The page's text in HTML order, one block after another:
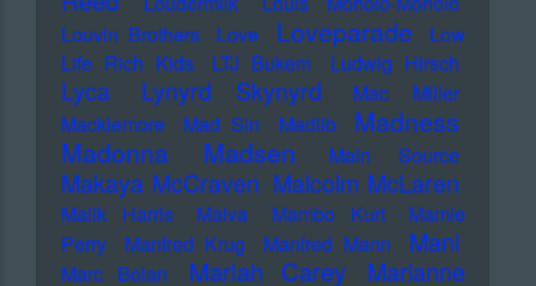
Louvin Brothers
Love Loveparade
Low
Life Rich Kids
LTJ Bukem Ludwig Hirsch
Lyca Lynyrd Skynyrd
Mac Miller
Macklemore
Mad Sin Madlib
Madness
Madonna
Madsen Main Source
Makaya McCraven Malcolm McLaren
Malik Harris Malva Mambo Kurt
Mamie
Perry
Manfred Krug Manfred Mann Mani
Marc Bolan Mariah Carey
Marianne